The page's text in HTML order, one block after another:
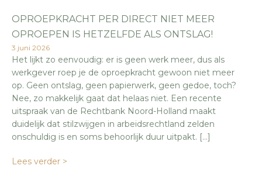
OPROEPKRACHT PER DIRECT NIET MEER
OPROEPEN IS HETZELFDE ALS ONTSLAG!
3 juni 2026
Het lijkt zo eenvoudig: er is geen werk meer, dus als
werkgever roep je de oproepkracht gewoon niet meer
op. Geen ontslag, geen papierwerk, geen gedoe, toch?
Nee, zo makkelijk gaat dat helaas niet. Een recente
uitspraak van de Rechtbank Noord-Holland maakt
duidelijk dat stilzwijgen in arbeidsrechtland zelden
onschuldig is en soms behoorlijk duur uitpakt. […]
Lees verder >